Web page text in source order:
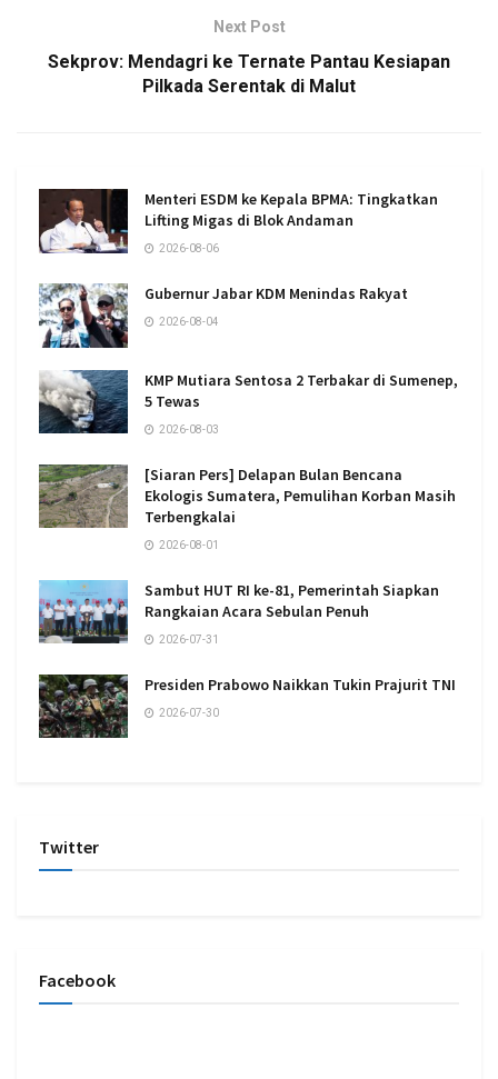
Next Post
Sekprov: Mendagri ke Ternate Pantau Kesiapan
Pilkada Serentak di Malut
Menteri ESDM ke Kepala BPMA: Tingkatkan
Lifting Migas di Blok Andaman
2026-08-06
Gubernur Jabar KDM Menindas Rakyat
2026-08-04
KMP Mutiara Sentosa 2 Terbakar di Sumenep,
5 Tewas
2026-08-03
[Siaran Pers] Delapan Bulan Bencana
Ekologis Sumatera, Pemulihan Korban Masih
Terbengkalai
2026-08-01
Sambut HUT RI ke-81, Pemerintah Siapkan
Rangkaian Acara Sebulan Penuh
2026-07-31
Presiden Prabowo Naikkan Tukin Prajurit TNI
2026-07-30
Twitter
Facebook